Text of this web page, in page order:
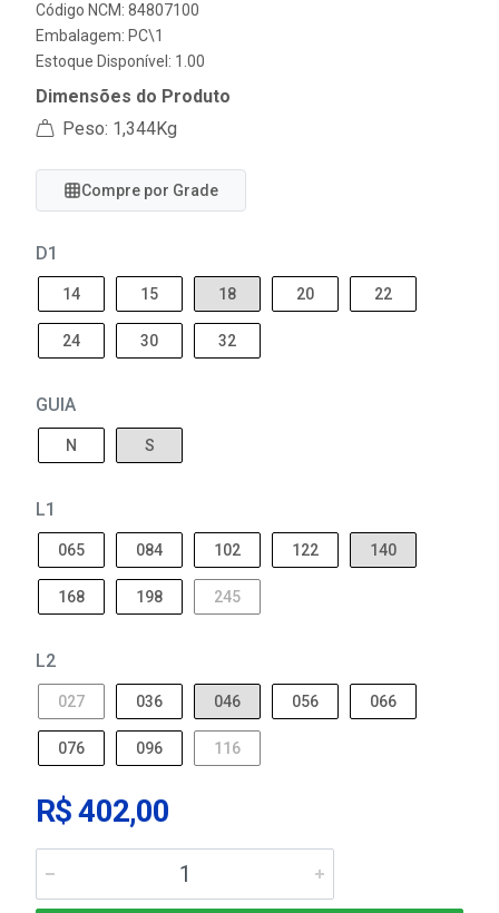
Código NCM: 84807100
Embalagem: PC\1
Estoque Disponível: 1.00
Dimensões do Produto
Peso: 1,344Kg
Compre por Grade
D1
14 15 18 20 22
24 30 32
GUIA
N S
L1
065 084 102 122 140
168 198 245
L2
027 036 046 056 066
076 096 116
R$ 402,00